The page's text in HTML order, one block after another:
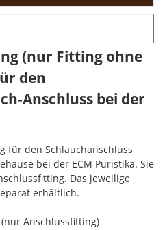
(nur Fitting ohne
den
Anschluss bei der
für den Schlauchanschluss
bei der ECM Puristika. Sie
Das jeweilige
erhältlich.
(nur Anschlussfitting)